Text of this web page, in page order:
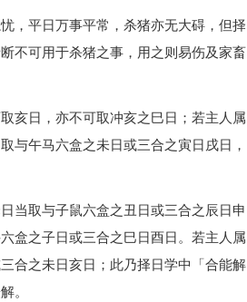
，平日万事平常，杀猪亦无大碍，但择
不可用于杀猪之事，用之则易伤及家畜
亥日，亦不可取冲亥之巳日；若主人属
与午马六盒之未日或三合之寅日戌日，
当取与子鼠六盒之丑日或三合之辰日申
盒之子日或三合之巳日酉日。若主人属
合之未日亥日；此乃择日学中「合能解
。